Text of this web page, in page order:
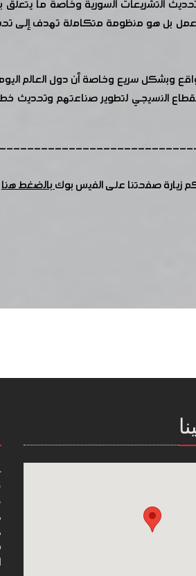
التشريعات السورية وخاصة ما
عمل بل هو منظومة متكاملة تهدف إلى
وبشكل سريع وخاصة أن دول العالم
النسيجي لتطوير صناعتهم وتحديث
زيارة صفحتنا على الفيس بوكبالضغط هنا